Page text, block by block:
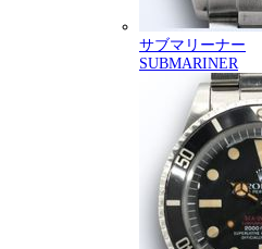
サブマリーナー
SUBMARINER